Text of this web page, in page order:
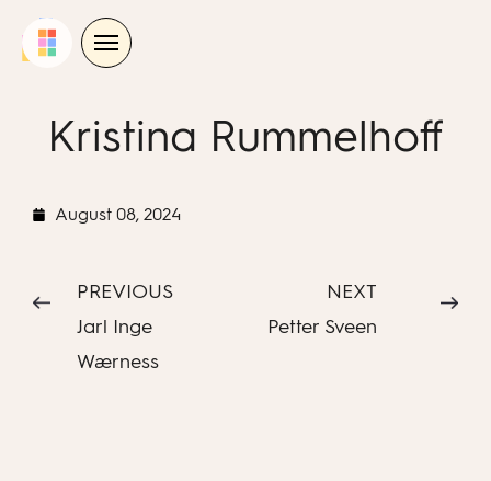
Kristina Rummelhoff
August 08, 2024
PREVIOUS
Jarl Inge
Wærness
NEXT
Petter Sveen